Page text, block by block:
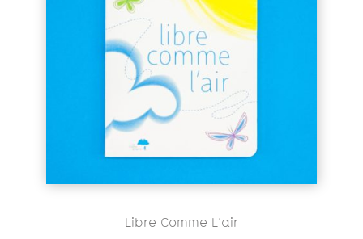
Libre Comme L’air